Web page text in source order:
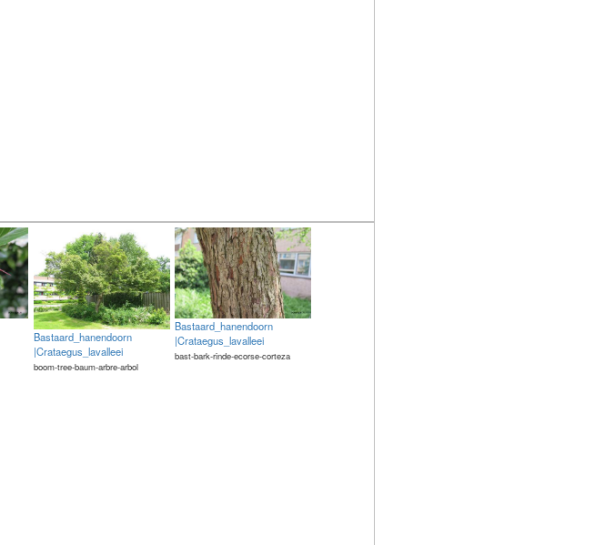
Bastaard_hanendoorn
|Crataegus_lavalleei
boom-tree-baum-arbre-arbol
Bastaard_hanendoorn
|Crataegus_lavalleei
bast-bark-rinde-ecorse-corteza